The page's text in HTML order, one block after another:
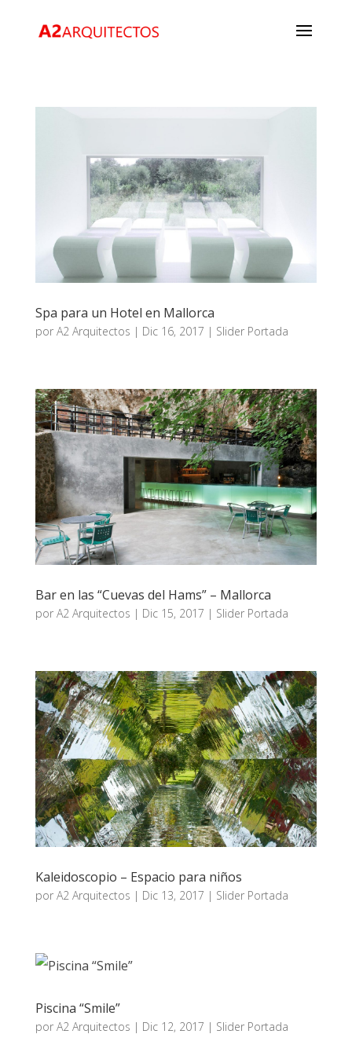
Spa para un Hotel en Mallorca
por A2 Arquitectos | Dic 16, 2017 | Slider Portada
Bar en las “Cuevas del Hams” – Mallorca
por A2 Arquitectos | Dic 15, 2017 | Slider Portada
Kaleidoscopio – Espacio para niños
por A2 Arquitectos | Dic 13, 2017 | Slider Portada
Piscina “Smile”
por A2 Arquitectos | Dic 12, 2017 | Slider Portada